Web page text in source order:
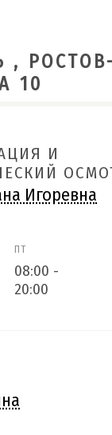
,
10
И
Игоревна
ПТ
08:00 -
20:00